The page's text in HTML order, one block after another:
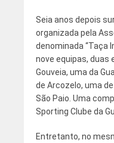
Seia anos depois
organizada pela
denominada “Taça
nove equipas, duas
Gouveia, uma da
de Arcozelo, uma
São Paio. Uma
Sporting Clube da
Entretanto, no